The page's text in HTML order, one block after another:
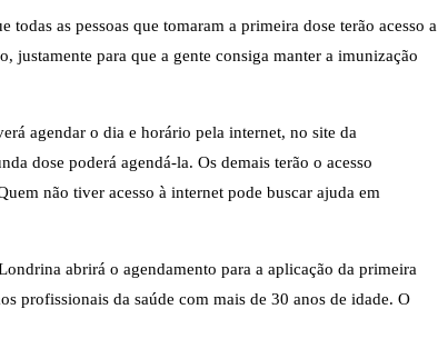
as pessoas que tomaram a primeira dose terão acesso a
justamente para que a gente consiga manter a imunização
agendar o dia e horário pela internet, no site da
dose poderá agendá-la. Os demais terão o acesso
não tiver acesso à internet pode buscar ajuda em
abrirá o agendamento para a aplicação da primeira
profissionais da saúde com mais de 30 anos de idade. O